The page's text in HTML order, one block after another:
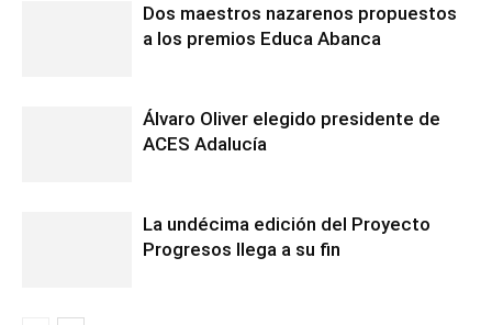
Dos maestros nazarenos propuestos
a los premios Educa Abanca
Álvaro Oliver elegido presidente de
ACES Adalucía
La undécima edición del Proyecto
Progresos llega a su fin